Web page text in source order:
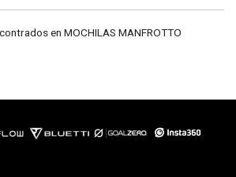
en MOCHILAS MANFROTTO